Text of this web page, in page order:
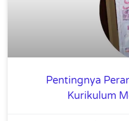
Pentingnya
Kurikulum